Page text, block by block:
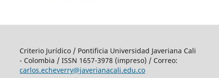
Criterio Jurídico / Pontificia Universidad Javeriana Cali
- Colombia / ISSN 1657-3978 (impreso) / Correo:
carlos.echeverry@javerianacali.edu.co